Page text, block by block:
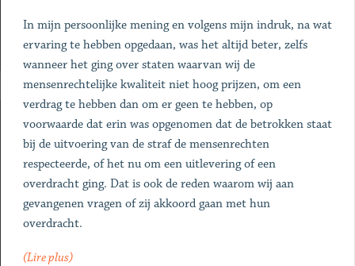
In mijn persoonlijke mening en volgens mijn indruk, na wat
ervaring te hebben opgedaan, was het altijd beter, zelfs
wanneer het ging over staten waarvan wij de
mensenrechtelijke kwaliteit niet hoog prijzen, om een
verdrag te hebben dan om er geen te hebben, op
voorwaarde dat erin was opgenomen dat de betrokken staat
bij de uitvoering van de straf de mensenrechten
respecteerde, of het nu om een uitlevering of een
overdracht ging. Dat is ook de reden waarom wij aan
gevangenen vragen of zij akkoord gaan met hun
overdracht.
(Lire plus)